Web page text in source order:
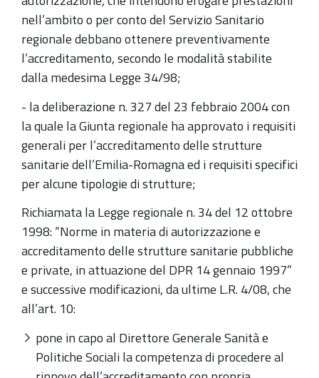
nell’ambito o per conto del Servizio Sanitario
regionale debbano ottenere preventivamente
l’accreditamento, secondo le modalità stabilite
dalla medesima Legge 34/98;
- la deliberazione n. 327 del 23 febbraio 2004 con
la quale la Giunta regionale ha approvato i requisiti
generali per l’accreditamento delle strutture
sanitarie dell’Emilia-Romagna ed i requisiti specifici
per alcune tipologie di strutture;
Richiamata la Legge regionale n. 34 del 12 ottobre
1998: “Norme in materia di autorizzazione e
accreditamento delle strutture sanitarie pubbliche
e private, in attuazione del DPR 14 gennaio 1997”
e successive modificazioni, da ultime L.R. 4/08, che
all’art. 10:
pone in capo al Direttore Generale Sanità e
Politiche Sociali la competenza di procedere al